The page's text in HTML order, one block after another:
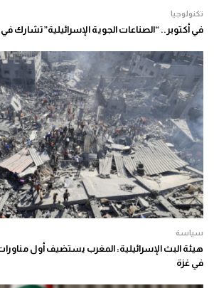
تكنولوجيا
في أكتوبر.. “الصناعات الجوية الإسرائيلية”
سياسة
هيئة البث الإسرائيلية: المغرب يستضيف أول مناورات
في غزة